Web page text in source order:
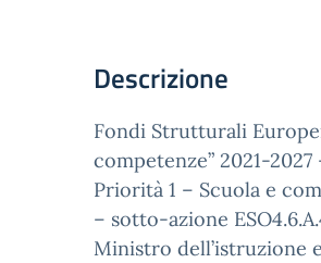
Descrizione
Fondi Strutturali
competenze” 2021-
Priorità 1 – Scuola e
– sotto-azione
Ministro dell’istruzione